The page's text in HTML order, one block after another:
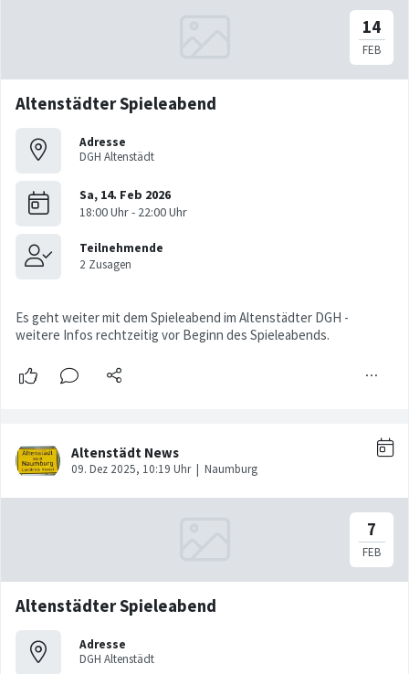
Altenstädter Spieleabend
Adresse
DGH Altenstädt
Es geht weiter mit dem Spieleabend im Altenstädter DGH -
weitere Infos rechtzeitig vor Beginn des Spieleabends.
Altenstädter Spieleabend
Adresse
DGH Altenstädt